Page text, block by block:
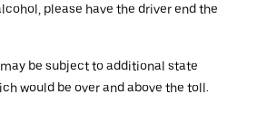
please have the driver end the
be subject to additional state
would be over and above the toll.